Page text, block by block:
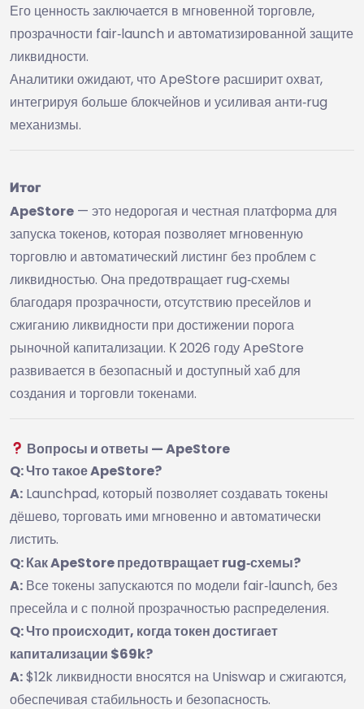
Его ценность заключается в мгновенной торговле,
прозрачности fair‑launch и автоматизированной защите
ликвидности.
Аналитики ожидают, что ApeStore расширит охват,
интегрируя больше блокчейнов и усиливая анти‑rug
механизмы.
Итог
ApeStore — это недорогая и честная платформа для
запуска токенов, которая позволяет мгновенную
торговлю и автоматический листинг без проблем с
ликвидностью. Она предотвращает rug‑схемы
благодаря прозрачности, отсутствию пресейлов и
сжиганию ликвидности при достижении порога
рыночной капитализации. К 2026 году ApeStore
развивается в безопасный и доступный хаб для
создания и торговли токенами.
Вопросы и ответы — ApeStore
Q: Что такое ApeStore?
A: Launchpad, который позволяет создавать токены
дёшево, торговать ими мгновенно и автоматически
листить.
Q: Как ApeStore предотвращает rug‑схемы?
A: Все токены запускаются по модели fair‑launch, без
пресейла и с полной прозрачностью распределения.
Q: Что происходит, когда токен достигает
капитализации $69k?
A:$12k ликвидности вносятся на Uniswap и сжигаются,
обеспечивая стабильность и безопасность.